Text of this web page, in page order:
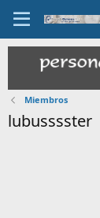
Miembros
lubusssster